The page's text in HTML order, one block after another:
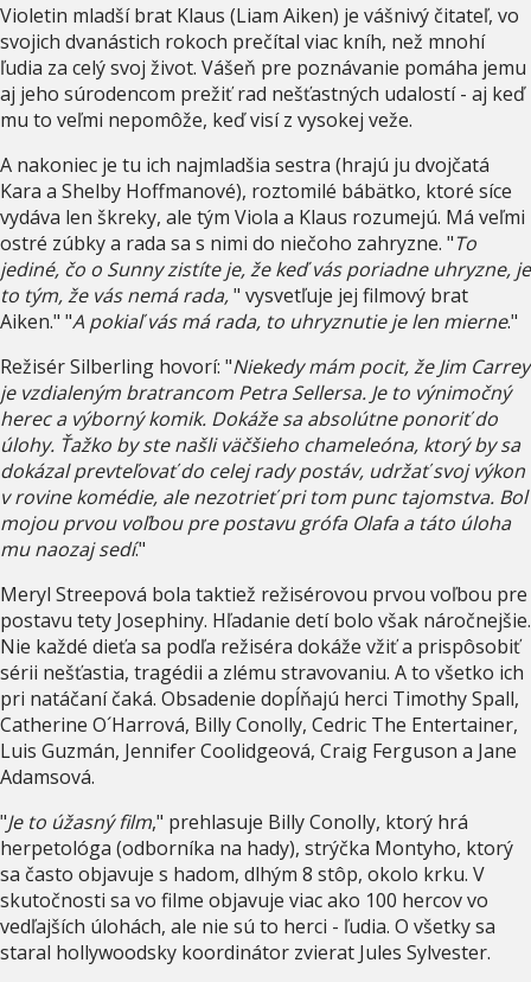
Violetin mladší brat Klaus (Liam Aiken) je vášnivý čitateľ, vo
svojich dvanástich rokoch prečítal viac kníh, než mnohí
ľudia za celý svoj život. Vášeň pre poznávanie pomáha jemu
aj jeho súrodencom prežiť rad nešťastných udalostí - aj keď
mu to veľmi nepomôže, keď visí z vysokej veže.
A nakoniec je tu ich najmladšia sestra (hrajú ju dvojčatá
Kara a Shelby Hoffmanové), roztomilé bábätko, ktoré síce
vydáva len škreky, ale tým Viola a Klaus rozumejú. Má veľmi
ostré zúbky a rada sa s nimi do niečoho zahryzne. "To
jediné, čo o Sunny zistíte je, že keď vás poriadne uhryzne, je
to tým, že vás nemá rada," vysvetľuje jej filmový brat
Aiken." "A pokiaľ vás má rada, to uhryznutie je len mierne."
Režisér Silberling hovorí: "Niekedy mám pocit, že Jim Carrey
je vzdialeným bratrancom Petra Sellersa. Je to výnimočný
herec a výborný komik. Dokáže sa absolútne ponoriť do
úlohy. Ťažko by ste našli väčšieho chameleóna, ktorý by sa
dokázal prevteľovať do celej rady postáv, udržať svoj výkon
v rovine komédie, ale nezotrieť pri tom punc tajomstva. Bol
mojou prvou voľbou pre postavu grófa Olafa a táto úloha
mu naozaj sedí."
Meryl Streepová bola taktiež režisérovou prvou voľbou pre
postavu tety Josephiny. Hľadanie detí bolo však náročnejšie.
Nie každé dieťa sa podľa režiséra dokáže vžiť a prispôsobiť
sérii nešťastia, tragédii a zlému stravovaniu. A to všetko ich
pri natáčaní čaká. Obsadenie dopĺňajú herci Timothy Spall,
Catherine O´Harrová, Billy Conolly, Cedric The Entertainer,
Luis Guzmán, Jennifer Coolidgeová, Craig Ferguson a Jane
Adamsová.
"Je to úžasný film," prehlasuje Billy Conolly, ktorý hrá
herpetológa (odborníka na hady), strýčka Montyho, ktorý
sa často objavuje s hadom, dlhým 8 stôp, okolo krku. V
skutočnosti sa vo filme objavuje viac ako 100 hercov vo
vedľajších úlohách, ale nie sú to herci - ľudia. O všetky sa
staral hollywoodsky koordinátor zvierat Jules Sylvester.